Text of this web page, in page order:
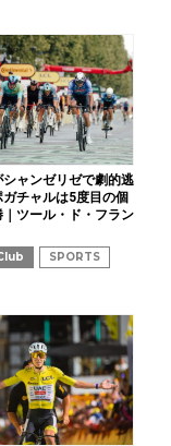
シャンゼリゼで劇的逃
チャルは5度目の個
｜ツール・ド・フラン
SPORTS